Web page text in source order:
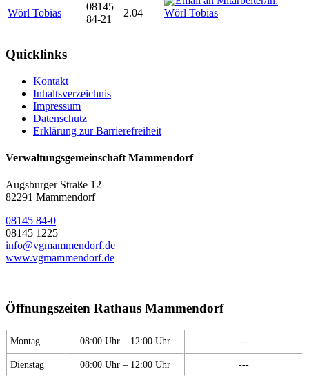
Wörl Tobias
08145
84-21
2.04
Quicklinks
Kontakt
Inhaltsverzeichnis
Impressum
Datenschutz
Erklärung zur Barrierefreiheit
Verwaltungsgemeinschaft Mammendorf
Augsburger Straße 12
82291 Mammendorf
08145 84-0
08145 1225
info@vgmammendorf.de
www.vgmammendorf.de
Öffnungszeiten Rathaus Mammendorf
Montag 08:00 Uhr – 12:00 Uhr ---
Dienstag 08:00 Uhr – 12:00 Uhr ---